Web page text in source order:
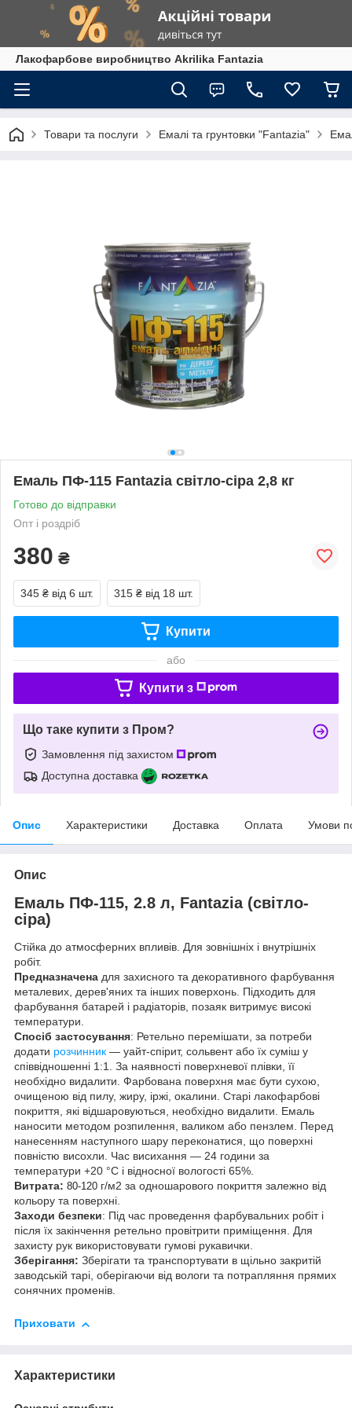
Лакофарбове виробництво Akrilika Fantazia
Товари та послуги Емалі та грунтовки "Fantazia"
Емаль ПФ-115 Fantazia світло-сіра 2,8 кг
Готово до відправки
Опт і роздріб
380 ₴
345 ₴ від 6 шт. 315 ₴ від 18 шт.
Купити
або
Купити з
Що таке купити з Пром?
Замовлення під захистом
Доступна доставка
Опис Характеристики Доставка Оплата Умови
Опис
Емаль ПФ-115, 2.8 л, Fantazia (світло-
сіра)
Стійка до атмосферних впливів. Для зовнішніх і внутрішніх
робіт.
Предназначена для захисного та декоративного фарбування
металевих, дерев'яних та інших поверхонь. Підходить для
фарбування батарей і радіаторів, позаяк витримує високі
температури.
Спосіб застосування: Ретельно перемішати, за потреби
додати розчинник — уайт-спірит, сольвент або їх суміш у
співвідношенні 1:1. За наявності поверхневої плівки, її
необхідно видалити. Фарбована поверхня має бути сухою,
очищеною від пилу, жиру, іржі, окалини. Старі лакофарбові
покриття, які відшаровуються, необхідно видалити. Емаль
наносити методом розпилення, валиком або пензлем. Перед
нанесенням наступного шару переконатися, що поверхні
повністю висохли. Час висихання — 24 години за
температури +20 °C і відносної вологості 65%.
Витрата: 80-120 г/м2 за одношарового покриття залежно від
кольору та поверхні.
Заходи безпеки: Під час проведення фарбувальних робіт і
після їх закінчення ретельно провітрити приміщення. Для
захисту рук використовувати гумові рукавички.
Зберігання: Зберігати та транспортувати в щільно закритій
заводській тарі, оберігаючи від вологи та потрапляння прямих
сонячних променів.
Приховати
Характеристики